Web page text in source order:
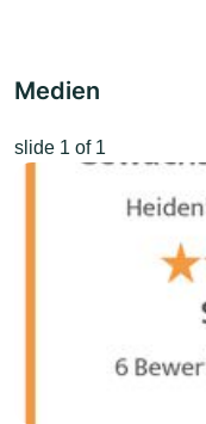
Medien
slide 1 of 1